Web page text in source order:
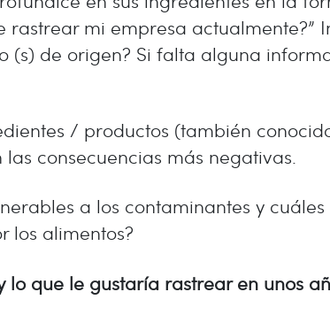
mi empresa actualmente?”
(s) de origen? Si falta alguna
/ productos (también
consecuencias más negativas.
a los contaminantes y
los alimentos?
lo que le gustaría rastrear en unos